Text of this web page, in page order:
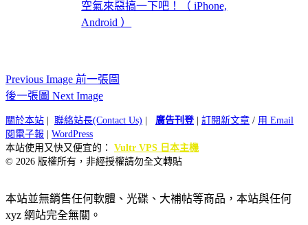
空氣來惡搞一下吧！（ iPhone,
Android ）
Previous Image 前一張圖
後一張圖 Next Image
關於本站 聯絡站長(Contact Us) 廣告刊登| 訂閱新文章 / 用 Email
閱電子報
WordPress
本站使用又快又便宜的： Vultr VPS 日本主機
© 2026 版權所有，非經授權請勿全文轉貼
本站並無銷售任何軟體、光碟、大補帖等商品，本站與任何
xyz 網站完全無關。